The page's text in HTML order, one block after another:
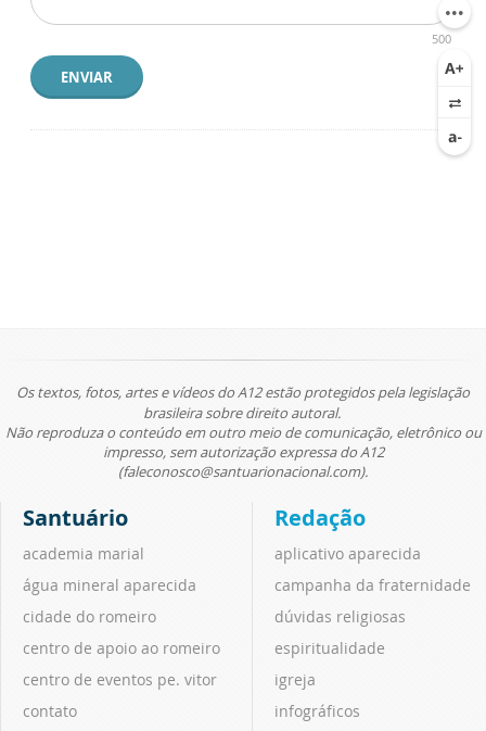
500
ENVIAR
Os textos, fotos, artes e vídeos do A12 estão protegidos pela legislação
brasileira sobre direito autoral.
Não reproduza o conteúdo em outro meio de comunicação, eletrônico ou
impresso, sem autorização expressa do A12
(faleconosco@santuarionacional.com).
Santuário
academia marial
água mineral aparecida
cidade do romeiro
centro de apoio ao romeiro
centro de eventos pe. vitor
contato
Redação
aplicativo aparecida
campanha da fraternidade
dúvidas religiosas
espiritualidade
igreja
infográficos